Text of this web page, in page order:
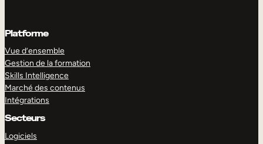
Platforme
Vue d’ensemble
Gestion de la formation
Skills Intelligence
Marché des contenus
Intégrations
Secteurs
Logiciels